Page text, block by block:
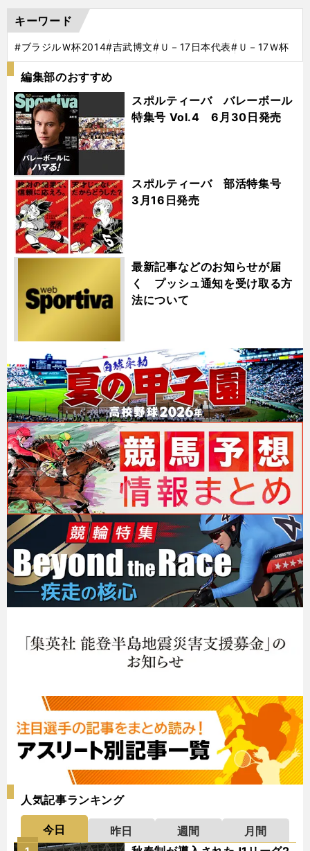
キーワード
#ブラジルＷ杯2014#吉武博文#Ｕ－17日本代表#Ｕ－17Ｗ杯
編集部のおすすめ
スポルティーバ バレーボール
特集号 Vol.4 6月30日発売
スポルティーバ 部活特集号
3月16日発売
最新記事などのお知らせが届
く プッシュ通知を受け取る方
法について
人気記事ランキング
今日 昨日 週間
月間